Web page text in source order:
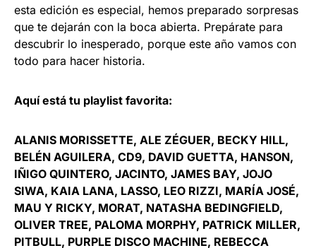
esta edición es especial, hemos preparado sorpresas
que te dejarán con la boca abierta. Prepárate para
descubrir lo inesperado, porque este año vamos con
todo para hacer historia.
Aquí está tu playlist favorita:
ALANIS MORISSETTE, ALE ZÉGUER, BECKY HILL,
BELÉN AGUILERA, CD9, DAVID GUETTA, HANSON,
IÑIGO QUINTERO, JACINTO, JAMES BAY, JOJO
SIWA, KAIA LANA, LASSO, LEO RIZZI, MARÍA JOSÉ,
MAU Y RICKY, MORAT, NATASHA BEDINGFIELD,
OLIVER TREE, PALOMA MORPHY, PATRICK MILLER,
PITBULL, PURPLE DISCO MACHINE, REBECCA